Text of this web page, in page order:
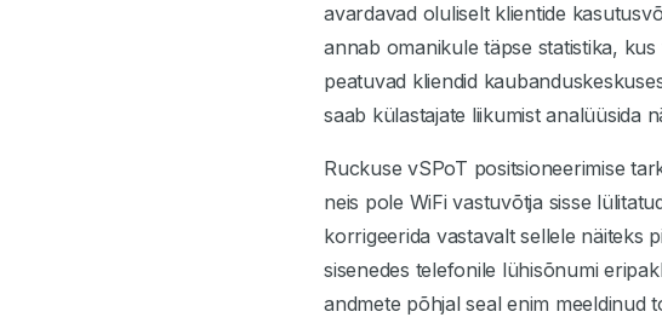
avardavad oluliselt klientide
annab omanikule täpse statistika,
peatuvad kliendid
saab külastajate liikumist analüüsida
Ruckuse vSPoT positsioneerimise
neis pole WiFi vastuvõtja sisse
korrigeerida vastavalt sellele näiteks
sisenedes telefonile lühisõnumi
andmete põhjal seal enim meeldinud